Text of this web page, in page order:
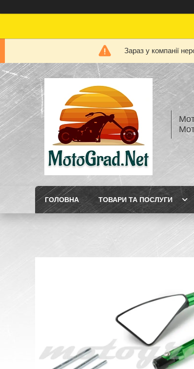
Зараз у компанії
ГОЛОВНА ТОВАРИ ТА ПОСЛУГИ